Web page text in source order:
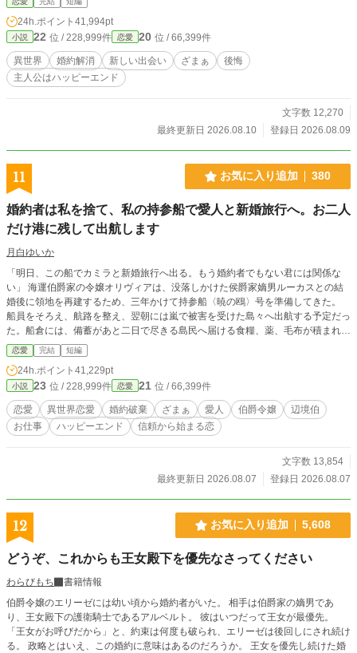
24h.ポイント 41,994pt
小説 22 位 / 228,999件 恋愛 20 位 / 66,399件
異世界 婚約解消 新しい出会い ざまぁ
後悔
主人公はハッピーエンド
文字数 12,270
最終更新日 2026.08.10
登録日 2026.08.09
11 お気に入り追加 380
婚約者は私を捨て、私の持参船で愛人と新婚旅行へ。お二人
だけ港に残して出航します
月白ゆいか
「明日、この船でカミラと新婚旅行へ出る。もう婚約者でもない君には関係な
い」 海運伯爵家の令嬢オリヴィアは、没落しかけた侯爵家嫡男ルーカスとの結
婚後に領地を再建するため、三年かけて持参船〈暁の鴎〉号を準備してきた。
船員をそろえ、航路を整え、翌朝には嵐で被害を受けた島々へ出航する予定だっ
た。船倉には、備蓄があと二日で尽きる島民へ届ける食糧、薬、毛布が積まれて
いる。 ところが出航前日、港へ着いたオリヴィアが見たのは、船から降ろされ
る救援物資と、代わりに積み込まれる衣装箱、酒樽、鏡台、長椅子だった。 船
上にはルーカスと、その愛人カミラがいる。 ルーカスはオリヴィアとの婚約を
一方的に解消し、カミラとの婚礼と新婚旅行、さらに自分の私的事業へ〈暁の
鴎〉号を使うと告げた。 「この毛布、少し獣臭いのですもの」 カミラも救援物
資を邪魔扱いし、自分の衣装と家具を優先する。 けれどルーカスは、大切な二
つの事実を軽んじていた。 〈暁の鴎〉号は、結婚が成立するまではオリヴィア
先を治めるフレデリック辺境伯は、島の備蓄があと二日だと伝えても、オリヴィ
を積み戻し、翌朝、予定どおり出航すると宣言した。 それでもルーカスは、招
待客の前ならオリヴィアは逆らえないと考え、新婚旅行の出航式を強行する。
「錨を上げろ。出航だ！」 しかし、船員は誰一人動かなかった。 これは、自分
を財産として扱った元婚約者と愛人を直接船から降ろし、救援を成功させた海運
令嬢が、船と信用、新しい定期航路、そして判断を尊重してくれる相手との未来
を自分の手で選び直す物語。 全6話・完結。直接ざまぁ、お仕事上の正当評価、
対等な関係から始まる異世界恋愛です。 婚約を解消するという申し出は、受け
入れます。 ですが、この船をどう使うかまで、あなたに決めさせるつもりはあ
りません。
恋愛 完結 短編
24h.ポイント 41,229pt
小説 23 位 / 228,999件 恋愛 21 位 / 66,399件
恋愛 異世界恋愛 婚約破棄 ざまぁ 愛人 伯爵令嬢
辺境伯
お仕事
ハッピーエンド 信頼から始まる恋
文字数 13,854
最終更新日 2026.08.07
登録日 2026.08.07
12 お気に入り追加 5,608
どうぞ、これからも王女殿下を優先なさってください
わらびもち
書籍情報
伯爵令嬢のエリーゼには幼い頃から婚約者がいた。 相手は伯爵家の嫡男であ
り、王女殿下の護衛騎士であるアルベルト。 彼はいつだって王女が最優先。
「王女がお呼びだから」と、約束は何度も破られ、エリーゼは後回しにされ続け
る。 政略とはいえ、この婚約に意味はあるのだろうか。 王女を優先し続けた婚